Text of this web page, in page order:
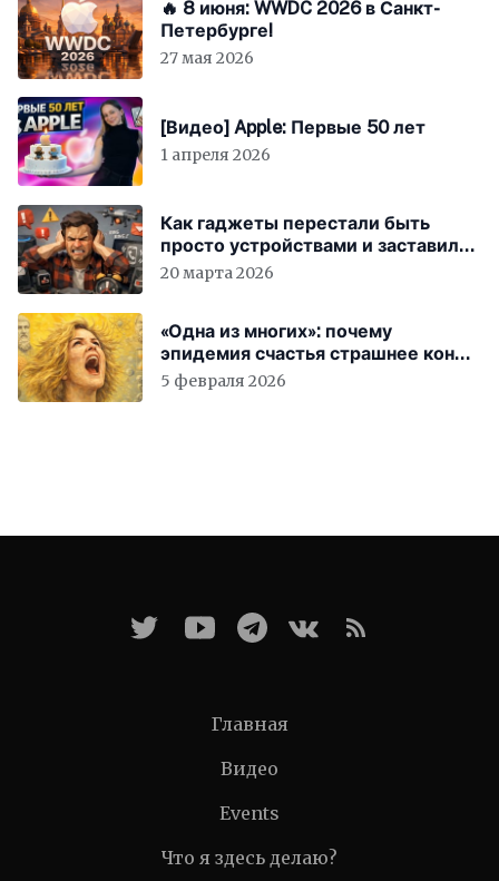
🔥 8 июня: WWDC 2026 в Санкт-
Петербурге!
27 мая 2026
[Видео] Apple: Первые 50 лет
1 апреля 2026
Как гаджеты перестали быть
просто устройствами и заставили
вас бесплатно работать
20 марта 2026
«Одна из многих»: почему
эпидемия счастья страшнее конца
света
5 февраля 2026
Главная
Видео
Events
Что я здесь делаю?